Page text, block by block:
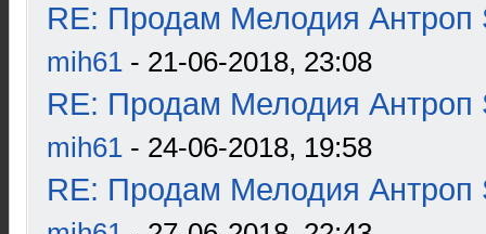
RE: Продам Мелодия Антроп
mih61 - 21-06-2018, 23:08
RE: Продам Мелодия Антроп
mih61 - 24-06-2018, 19:58
RE: Продам Мелодия Антроп